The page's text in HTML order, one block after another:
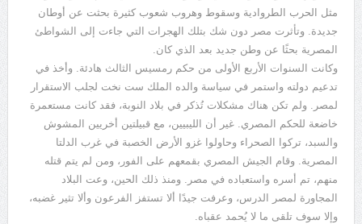
مثل الحرب الطروادية وسقوط وهروب شعوب كثيرة بحثت عن أوطان
جديدة. وتأثرت مصر دون شك بتلك الهجرات التي جاءت إلى الشواطئ
المصرية بحثًا عن وطن جديد بعد الذي كان.
وكانت السنوات الأربع الأولى من حكم رمسيس الثالث هادئة. وأخذ في
تدعيم دولته واستمر في سياسة والده الملك ست نخت لجلب الاستقرار
لمصر. ولم تكن هناك مشكلات تُذكر في بلاد النوبة، فقد كانت مستعمرة
خاضعة للحكم المصري. غير أن الليبيين، مع قبيلتين أخريين المشوش
والسبد، تركوا الصحراء وحاولوا غزو الأرض الخصبة في غرب الدلتا
المصرية. وقام الجيش المصري بقمعهم على الفور، ومن لم يتم قتله
منهم، تم أسره واستعباده في مصر. ومنذ ذلك الحين، وعت البلاد
المجاورة لمصر الدرس، وعرفت جيدًا ألا تستفز الفرعون وألا تثير غضبه،
وإلا سوف تلقى ما لا يُحمد عقباه.